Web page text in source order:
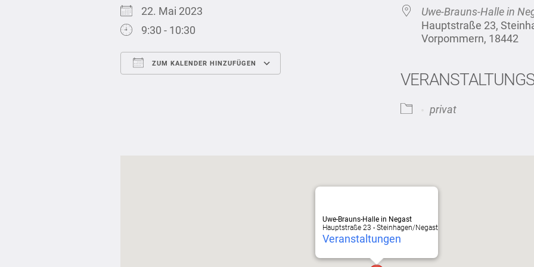
22. Mai 2023
9:30 - 10:30
ZUM KALENDER HINZUFÜGEN
iCalendar
Uwe-Brauns-Halle in
Hauptstraße 23,
Vorpommern, 18442
privat
Uwe-Brauns-Halle in Negast
Hauptstraße 23 - Steinhagen/Negast
Veranstaltungen